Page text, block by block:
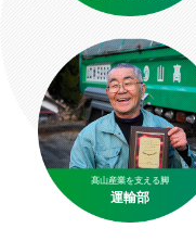
髙山産業を支える脚
運輸部